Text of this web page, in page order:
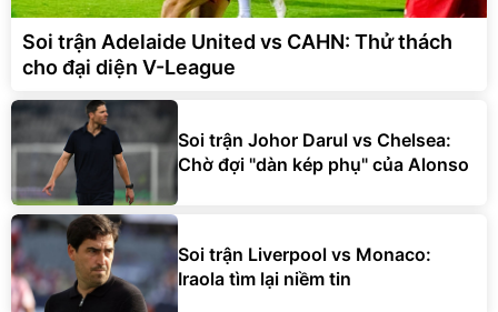
Soi trận Adelaide United vs CAHN: Thử thách
cho đại diện V-League
Soi trận Johor Darul vs Chelsea:
Chờ đợi "dàn kép phụ" của Alonso
Soi trận Liverpool vs Monaco:
Iraola tìm lại niềm tin